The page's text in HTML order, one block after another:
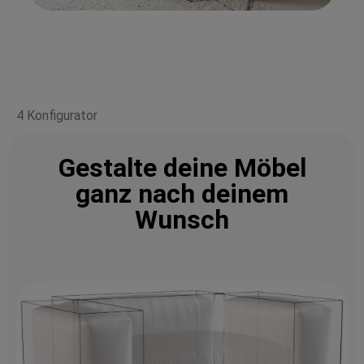
4 Konfigurator
Gestalte deine Möbel
ganz nach deinem
Wunsch